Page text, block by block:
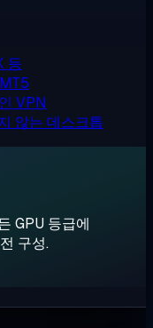
등
VPN
않는 데스크톱
GPU 등급에
구성.